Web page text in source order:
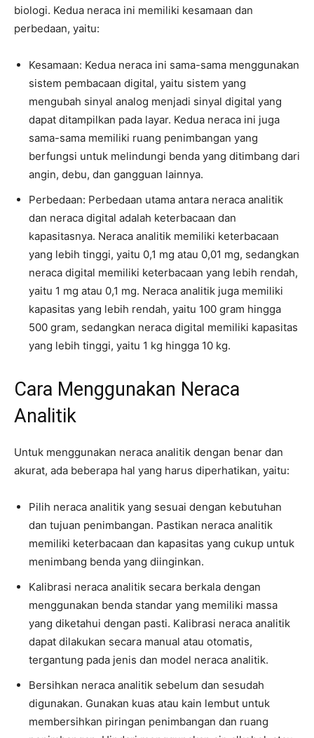
biologi. Kedua neraca ini memiliki kesamaan dan
perbedaan, yaitu:
Kesamaan: Kedua neraca ini sama-sama menggunakan
sistem pembacaan digital, yaitu sistem yang
mengubah sinyal analog menjadi sinyal digital yang
dapat ditampilkan pada layar. Kedua neraca ini juga
sama-sama memiliki ruang penimbangan yang
berfungsi untuk melindungi benda yang ditimbang dari
angin, debu, dan gangguan lainnya.
Perbedaan: Perbedaan utama antara neraca analitik
dan neraca digital adalah keterbacaan dan
kapasitasnya. Neraca analitik memiliki keterbacaan
yang lebih tinggi, yaitu 0,1 mg atau 0,01 mg, sedangkan
neraca digital memiliki keterbacaan yang lebih rendah,
yaitu 1 mg atau 0,1 mg. Neraca analitik juga memiliki
kapasitas yang lebih rendah, yaitu 100 gram hingga
500 gram, sedangkan neraca digital memiliki kapasitas
yang lebih tinggi, yaitu 1 kg hingga 10 kg.
Cara Menggunakan Neraca
Analitik
Untuk menggunakan neraca analitik dengan benar dan
akurat, ada beberapa hal yang harus diperhatikan, yaitu:
Pilih neraca analitik yang sesuai dengan kebutuhan
dan tujuan penimbangan. Pastikan neraca analitik
memiliki keterbacaan dan kapasitas yang cukup untuk
menimbang benda yang diinginkan.
Kalibrasi neraca analitik secara berkala dengan
menggunakan benda standar yang memiliki massa
yang diketahui dengan pasti. Kalibrasi neraca analitik
dapat dilakukan secara manual atau otomatis,
tergantung pada jenis dan model neraca analitik.
Bersihkan neraca analitik sebelum dan sesudah
digunakan. Gunakan kuas atau kain lembut untuk
membersihkan piringan penimbangan dan ruang